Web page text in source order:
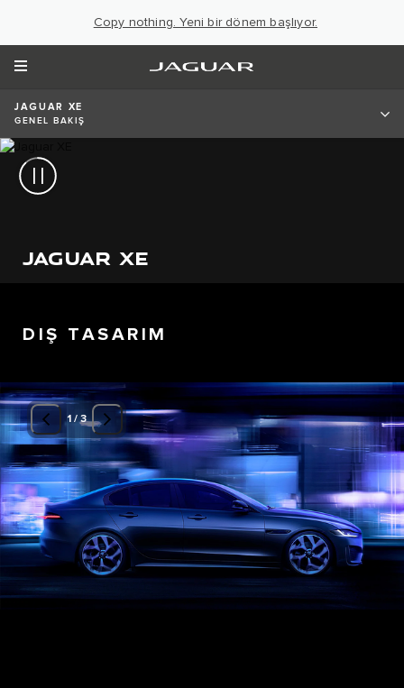
Copy nothing. Yeni bir dönem başlıyor.
JAGUAR XE
GENEL BAKIŞ
JAGUAR XE
DIŞ TASARIM
1/3